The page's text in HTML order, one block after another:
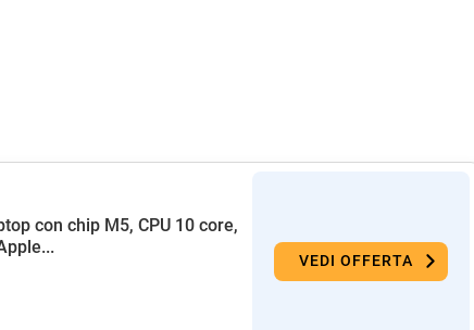
con chip M5, CPU 10 core,
VEDI OFFERTA